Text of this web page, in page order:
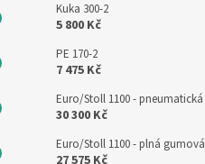
Kuka 300-2
5 800 Kč
PE 170-2
7 475 Kč
Euro/Stoll 1100 - pneumatická
30 300 Kč
Euro/Stoll 1100 - plná gumová